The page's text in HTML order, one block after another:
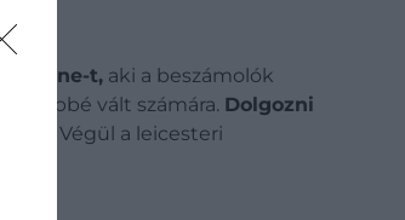
Jane-t, aki a beszámolók
vált számára. Dolgozni
Végül a leicesteri